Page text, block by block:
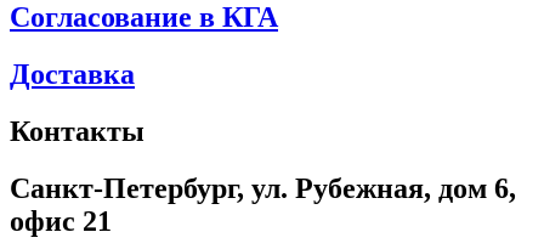
Согласование в КГА
Доставка
Контакты
Санкт-Петербург, ул. Рубежная, дом 6,
офис 21